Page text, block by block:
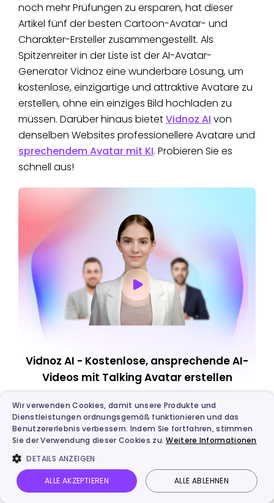
noch mehr Prüfungen zu ersparen, hat dieser
Artikel fünf der besten Cartoon-Avatar- und
Charakter-Ersteller zusammengestellt. Als
Spitzenreiter in der Liste ist der AI-Avatar-
Generator Vidnoz eine wunderbare Lösung, um
kostenlose, einzigartige und attraktive Avatare zu
erstellen, ohne ein einziges Bild hochladen zu
müssen. Darüber hinaus bietetVidnoz AI von
denselben Websites professionellere Avatare und
sprechendem Avatar mit KI. Probieren Sie es
schnell aus!
Vidnoz AI - Kostenlose, ansprechende AI-
Videos mit Talking Avatar erstellen
Lip Sync Stimme in verschiedenen Sprachen.
4400+ Videovorlagen für verschiedene Szenarien.
Estellen Sie Videos aus URLs, PDFs, PPTs und mehr.
Jetzt testen
Wir verwenden Cookies, damit unsere Produkte und
Dienstleistungen ordnungsgemäß funktionieren und das
Benutzererlebnis verbessern. Indem Sie fortfahren, stimmen
Sie der Verwendung dieser Cookies zu.Weitere Informationen
DETAILS ANZEIGEN
ALLE AKZEPTIEREN ALLE ABLEHNEN